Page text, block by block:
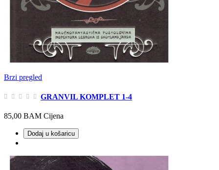
Brzi pregled
GRANVIL KOMPLET 1-4
85,00 BAM Cijena
Dodaj u košaricu